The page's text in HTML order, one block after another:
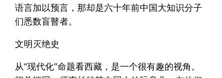
语言加以预言，那却是六十年前中国大知识分子
们悉数盲瞽者。
文明灭绝史
从“现代化”命题看西藏，是一个很有趣的视角。